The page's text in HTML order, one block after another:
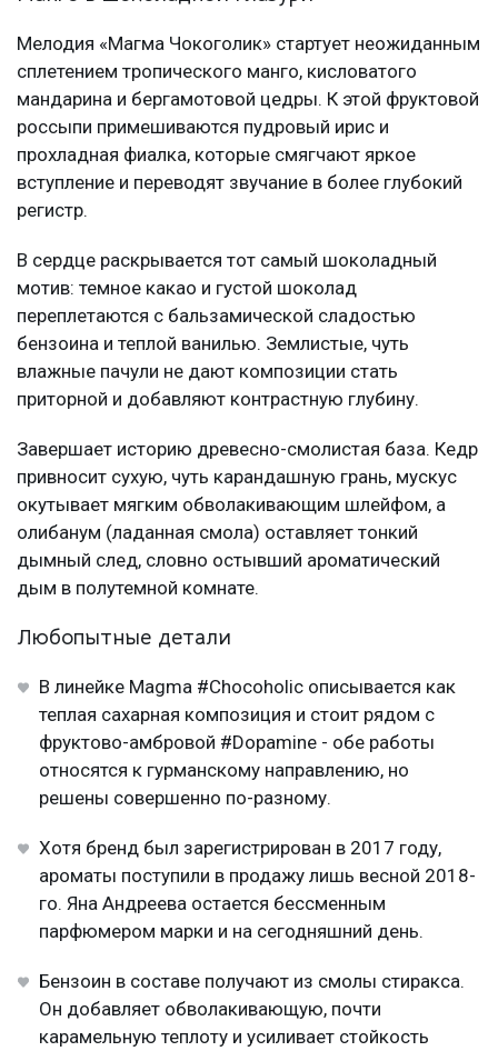
Мелодия «Магма Чокоголик» стартует неожиданным
сплетением тропического манго, кисловатого
мандарина и бергамотовой цедры. К этой фруктовой
россыпи примешиваются пудровый ирис и
прохладная фиалка, которые смягчают яркое
вступление и переводят звучание в более глубокий
регистр.
В сердце раскрывается тот самый шоколадный
мотив: темное какао и густой шоколад
переплетаются с бальзамической сладостью
бензоина и теплой ванилью. Землистые, чуть
влажные пачули не дают композиции стать
приторной и добавляют контрастную глубину.
Завершает историю древесно-смолистая база. Кедр
привносит сухую, чуть карандашную грань, мускус
окутывает мягким обволакивающим шлейфом, а
олибанум (ладанная смола) оставляет тонкий
дымный след, словно остывший ароматический
дым в полутемной комнате.
Любопытные детали
В линейке Magma #Chocoholic описывается как
теплая сахарная композиция и стоит рядом с
фруктово-амбровой #Dopamine - обе работы
относятся к гурманскому направлению, но
решены совершенно по-разному.
Хотя бренд был зарегистрирован в 2017 году,
ароматы поступили в продажу лишь весной 2018-
го. Яна Андреева остается бессменным
парфюмером марки и на сегодняшний день.
Бензоин в составе получают из смолы стиракса.
Он добавляет обволакивающую, почти
карамельную теплоту и усиливает стойкость